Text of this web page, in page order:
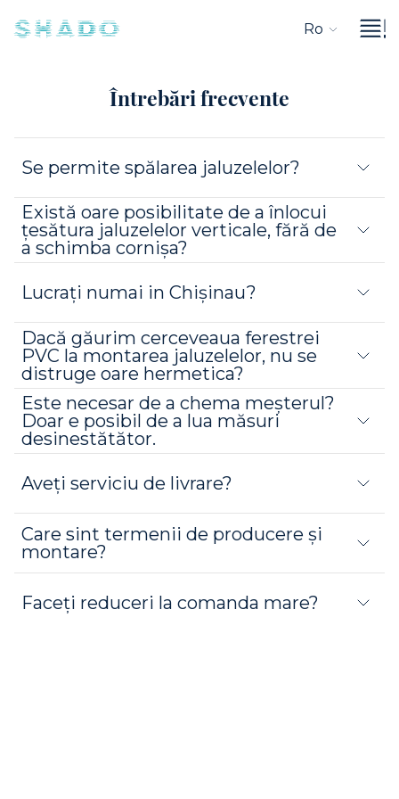
Ro
Întrebări frecvente
Se permite spălarea jaluzelelor?
Există oare posibilitate de a înlocui
ţesătura jaluzelelor verticale, fără de
a schimba cornişa?
Lucrați numai in Chișinau?
Dacă găurim cerceveaua ferestrei
PVC la montarea jaluzelelor, nu se
distruge oare hermetica?
Este necesar de a chema meşterul?
Doar e posibil de a lua măsuri
desinestătător.
Aveţi serviciu de livrare?
Care sint termenii de producere şi
montare?
Faceţi reduceri la comanda mare?